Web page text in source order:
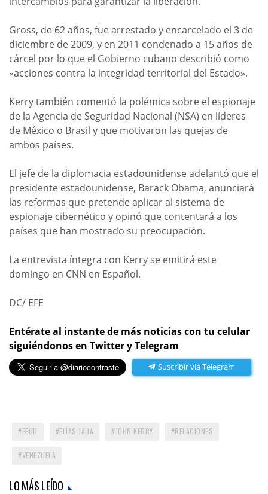
Gross, de 62 años, fue arrestado y encarcelado el 3 de
diciembre de 2009, y en 2011 condenado a 15 años de
cárcel por lo que el Gobierno cubano describió como
«acciones contra la integridad territorial del Estado».
Kerry también comentó la polémica sobre el espionaje
de la Agencia de Seguridad Nacional (NSA) en líderes
de México o Brasil y que motivaron las quejas de
ambos países.
El jefe de la diplomacia estadounidense adelantó que el
presidente estadounidense, Barack Obama, anunciará
las reformas que pretende aplicar al sistema de
espionaje cibernético y opinó que contentará a los
países que han mostrado su preocupación.
La entrevista íntegra con Kerry se emitirá este
domingo en CNN en Español.
DC/ EFE
Entérate al instante de más noticias con tu celular
siguiéndonos en Twitter y Telegram
Suscribir vía Telegram
EEUU ELÍAS JAUA JOHN KERRY RELACIONES
VENEZUELA
LO MÁS LEÍDO